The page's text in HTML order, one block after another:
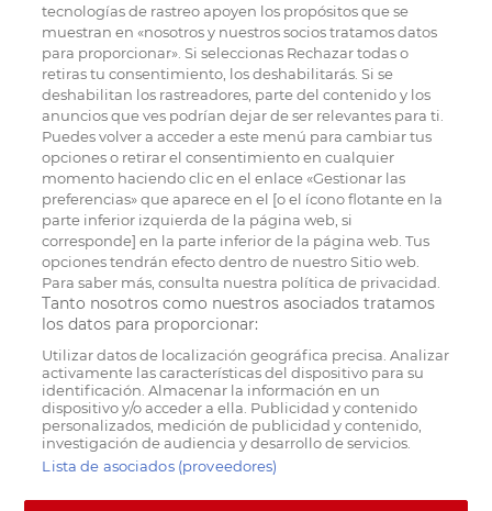
tecnologías de rastreo apoyen los propósitos que se
muestran en «nosotros y nuestros socios tratamos datos
para proporcionar». Si seleccionas Rechazar todas o
retiras tu consentimiento, los deshabilitarás. Si se
deshabilitan los rastreadores, parte del contenido y los
anuncios que ves podrían dejar de ser relevantes para ti.
Puedes volver a acceder a este menú para cambiar tus
opciones o retirar el consentimiento en cualquier
momento haciendo clic en el enlace «Gestionar las
preferencias» que aparece en el [o el ícono flotante en la
parte inferior izquierda de la página web, si
corresponde] en la parte inferior de la página web. Tus
opciones tendrán efecto dentro de nuestro Sitio web.
Para saber más, consulta nuestra política de privacidad.
Tanto nosotros como nuestros asociados tratamos
los datos para proporcionar:
Utilizar datos de localización geográfica precisa. Analizar
activamente las características del dispositivo para su
identificación. Almacenar la información en un
dispositivo y/o acceder a ella. Publicidad y contenido
personalizados, medición de publicidad y contenido,
investigación de audiencia y desarrollo de servicios.
Lista de asociados (proveedores)